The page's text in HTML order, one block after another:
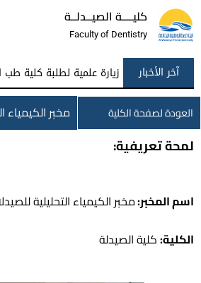
كليــــة الصيــدلــة
Faculty of Dentistry
آخر الأخبار زيارة علمية لطلبة كلية
العودة لصفحة الكلية مخبر الكيمياء
لمحة تعريفية:
اسم المخبر:مخبر الكيمياء التحليلية
الكلية:كلية الصيدلة